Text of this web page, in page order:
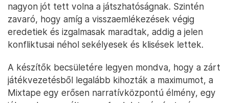
nagyon jót tett volna a játszhatóságnak. Szintén
zavaró, hogy amíg a visszaemlékezések végig
eredetiek és izgalmasak maradtak, addig a jelen
konfliktusai néhol sekélyesek és klisések lettek.
A készítők becsületére legyen mondva, hogy a zárt
játékvezetésből legalább kihozták a maximumot, a
Mixtape egy erősen narratívközpontú élmény, egy